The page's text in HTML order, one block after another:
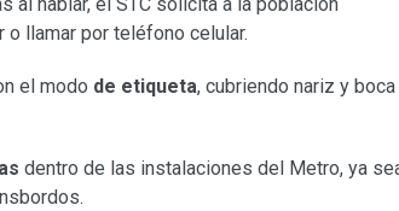
al hablar, el STC solicita a la población
o llamar por teléfono celular.
el modo de etiqueta, cubriendo nariz y
dentro de las instalaciones del Metro, ya